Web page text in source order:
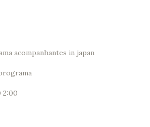
acompanhantes in japan
2:00